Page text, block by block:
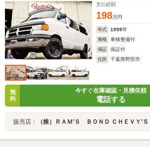
支払総額
198万円
年式 1999年
車検
車検整備付
保証
保証付
住所
千葉県野田市
無
料
今すぐ在庫確認・見積依頼
電話する
販売店： （株）ＲＡＭ’Ｓ ＢＯＮＤ ＣＨＥＶＹ’Ｓ ＷＯＲＫＳラムズボ